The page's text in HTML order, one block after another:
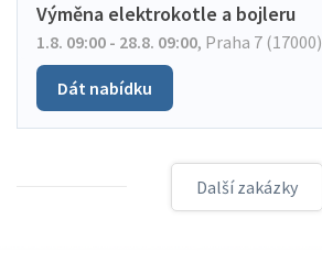
Výměna elektrokotle a bojleru
1.8. 09:00 - 28.8. 09:00, Praha 7 (17000)
Dát nabídku
Další zakázky